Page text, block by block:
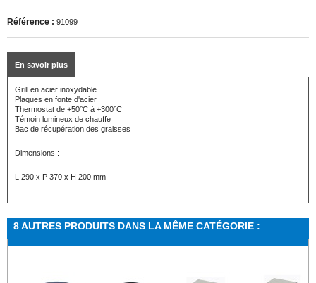
Référence : 91099
En savoir plus
Grill en acier inoxydable
Plaques en fonte d'acier
Thermostat de +50°C à +300°C
Témoin lumineux de chauffe
Bac de récupération des graisses
Dimensions :
L 290 x P 370 x H 200 mm
8 AUTRES PRODUITS DANS LA MÊME CATÉGORIE :